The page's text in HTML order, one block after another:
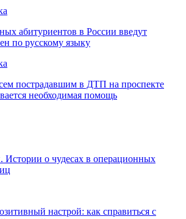
абитуриентов в России введут
по русскому языку
пострадавшим в ДТП на проспекте
необходимая помощь
Истории о чудесах в операционных
настрой: как справиться с